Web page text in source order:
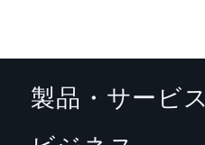
製品・サービス